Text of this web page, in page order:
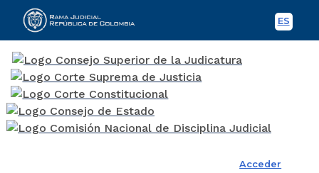
ES
Acceder